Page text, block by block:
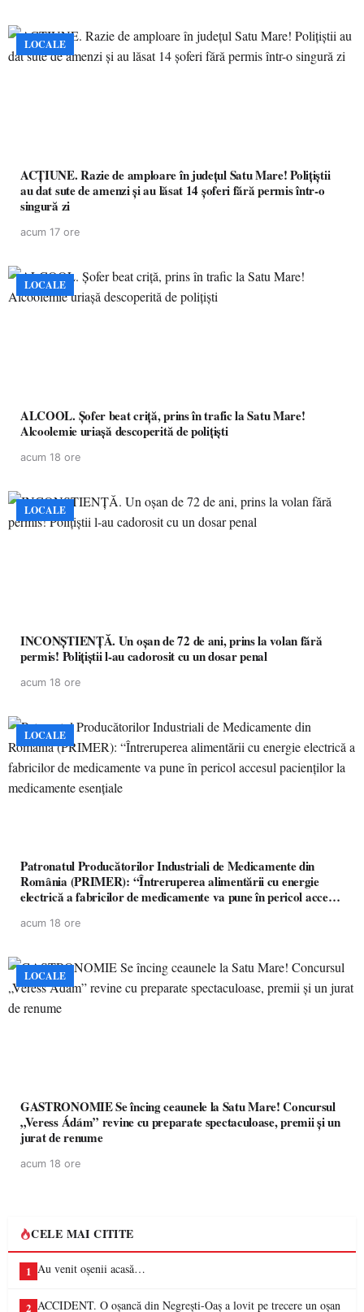
LOCALE
ACȚIUNE. Razie de amploare în județul Satu Mare! Polițiștii
au dat sute de amenzi și au lăsat 14 șoferi fără permis într-o
singură zi
acum 17 ore
LOCALE
ALCOOL. Șofer beat criță, prins în trafic la Satu Mare!
Alcoolemie uriașă descoperită de polițiști
acum 18 ore
LOCALE
INCONȘTIENȚĂ. Un oșan de 72 de ani, prins la volan fără
permis! Polițiștii l-au cadorosit cu un dosar penal
acum 18 ore
LOCALE
Patronatul Producătorilor Industriali de Medicamente din
România (PRIMER): “Întreruperea alimentării cu energie
electrică a fabricilor de medicamente va pune în pericol accesul
acum 18 ore
LOCALE
GASTRONOMIE Se încing ceaunele la Satu Mare! Concursul
„Veress Ádám” revine cu preparate spectaculoase, premii și un
jurat de renume
acum 18 ore
CELE MAI CITITE
1 Au venit oșenii acasă…
2 ACCIDENT. O oșancă din Negrești-Oaș a lovit pe trecere un oșan